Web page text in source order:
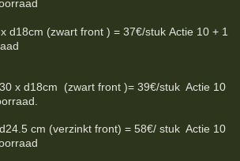
d18cm (zwart front ) = 37€/stuk Actie 10 + 1
x d18cm (zwart front )= 39€/stuk Actie 10
cm (verzinkt front) = 58€/ stuk Actie 10